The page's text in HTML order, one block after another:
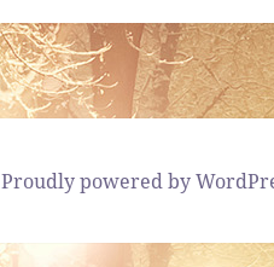
Proudly powered by